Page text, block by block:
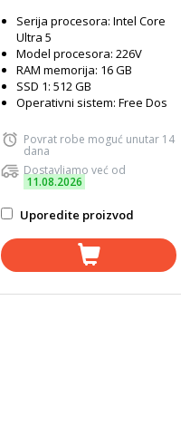
Serija procesora: Intel Core
Ultra 5
Model procesora: 226V
RAM memorija: 16 GB
SSD 1: 512 GB
Operativni sistem: Free Dos
Povrat robe moguć unutar 14
dana
Dostavljamo već od
11.08.2026
Uporedite proizvod